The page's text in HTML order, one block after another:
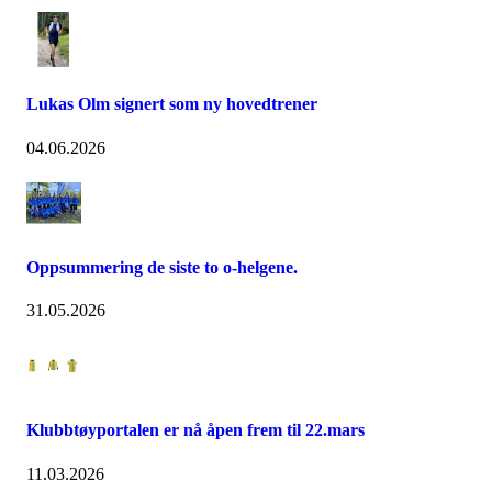
Lukas Olm signert som ny hovedtrener
04.06.2026
Oppsummering de siste to o-helgene.
31.05.2026
Klubbtøyportalen er nå åpen frem til 22.mars
11.03.2026